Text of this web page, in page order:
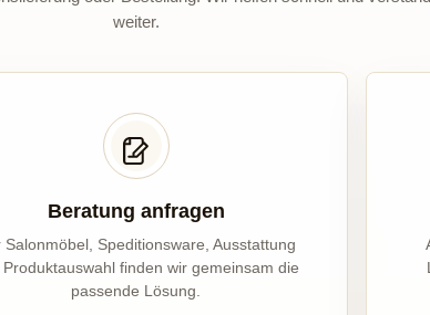
weiter.
Beratung anfragen
Salonmöbel, Speditionsware, Ausstattung
Produktauswahl finden wir gemeinsam die
passende Lösung.